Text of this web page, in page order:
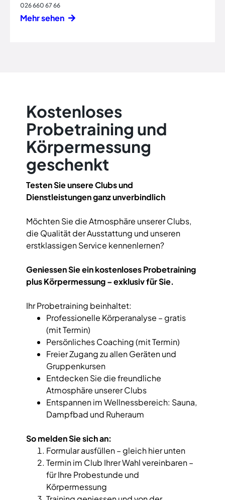
026 660 67 66
Mehr sehen
Kostenloses
Probetraining und
Körpermessung
geschenkt
Testen Sie unsere Clubs und
Dienstleistungen ganz unverbindlich
Möchten Sie die Atmosphäre unserer Clubs,
die Qualität der Ausstattung und unseren
erstklassigen Service kennenlernen?
Geniessen Sie ein kostenloses Probetraining
plus Körpermessung – exklusiv für Sie.
Ihr Probetraining beinhaltet:
Professionelle Körperanalyse – gratis
(mit Termin)
Persönliches Coaching (mit Termin)
Freier Zugang zu allen Geräten und
Gruppenkursen
Entdecken Sie die freundliche
Atmosphäre unserer Clubs
Entspannen im Wellnessbereich: Sauna,
Dampfbad und Ruheraum
So melden Sie sich an:
Formular ausfüllen – gleich hier unten
Termin im Club Ihrer Wahl vereinbaren –
für Ihre Probestunde und
Körpermessung